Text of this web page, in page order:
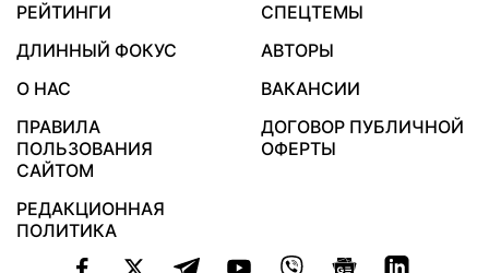
РЕЙТИНГИ
СПЕЦТЕМЫ
ДЛИННЫЙ ФОКУС
АВТОРЫ
О НАС
ВАКАНСИИ
ПРАВИЛА
ПОЛЬЗОВАНИЯ
САЙТОМ
ДОГОВОР ПУБЛИЧНОЙ
ОФЕРТЫ
РЕДАКЦИОННАЯ
ПОЛИТИКА